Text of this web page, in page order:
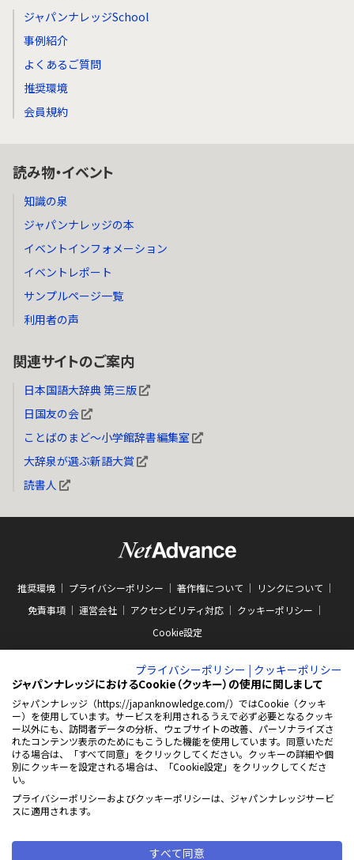
ジャパンナレッジSchool
事例紹介
よくあるご質問
推奨環境
会員規約
読み物・イベント
知識の泉
ジャパンナレッジの本
イベントインフォメーション
イベントレポート
サンプルページ一覧
利用者の声
関連サイトのご案内
日本国語大辞典 第三版
日国友の会
ことばのまど～小学館辞書編集室
大辞泉が選ぶ新語大賞
読書人
推奨環境 プライバシーポリシー 著作権について
リンクについて
免責事項
運営会社 アクセシビリティ対応
クッキーポリシー
Cookie設定
ABJマークは、この電子書店・電子書籍配信サービスが、著作権者からコンテン
ツ使用許諾を得た正規版配信サービスであることを示す商標（登録番号 第
10981000号）です。ABJマークの詳細、ABJマークを掲示しているサービスの一
覧はこちらをご覧ください。
AEBS 電子出版制作・流通協議会
https://aebs.or.jp/
新
い
ウ
© 2001-2026 NetAdvance Inc. All rights reserved.
プライバシーポリシー | クッキーポリシー
ジャパンナレッジにおけるCookie（クッキー）の使用に関しまして
ジャパンナレッジ（https://japanknowledge.com/）ではCookie（クッキ
ー）を使用しています。サービスを利用されるうえで必ず必要となるクッキ
ー以外にも、訪問者データの分析、ウェブサイトの改善、パーソナライズさ
れたコンテンツ表示のためにもこうした機能を使用しています。同意いただ
ける場合は、「すべて同意」をクリックしてください。クッキーの詳細や個
別にクッキーを設定される場合は、「Cookie設定」をクリックしてくださ
い。
プライバシーポリシーおよびクッキーポリシーは、ジャパンナレッジサービ
スに適用されます。
すべて同意